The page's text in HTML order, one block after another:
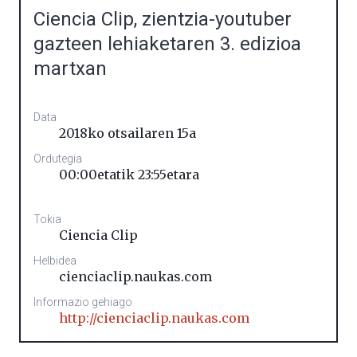
Ciencia Clip, zientzia-youtuber
gazteen lehiaketaren 3. edizioa
martxan
Data
2018ko otsailaren 15a
Ordutegia
00:00etatik 23:55etara
Tokia
Ciencia Clip
Helbidea
cienciaclip.naukas.com
Informazio gehiago
http://cienciaclip.naukas.com